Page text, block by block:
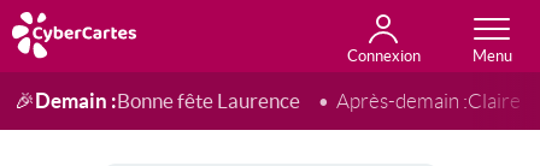
Connexion
Anniversaire
Fête du jour
Amour
Amitié
Merci
Toutes les cartes
🎉Demain :Bonne fête Laurence Après-demain :Claire